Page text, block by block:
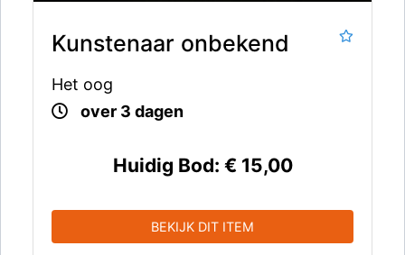
Kunstenaar onbekend
Het oog
over 3 dagen
Huidig Bod: € 15,00
BEKIJK DIT ITEM